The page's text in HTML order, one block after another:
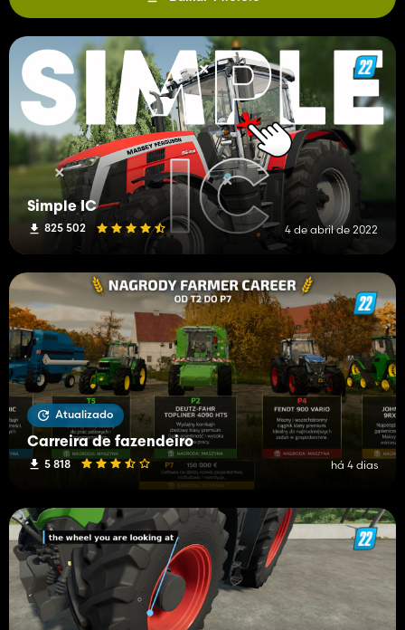
Simple IC
825 502 4 de abril de 2022
Atualizado
Carreira de fazendeiro
5 818 há 4 dias